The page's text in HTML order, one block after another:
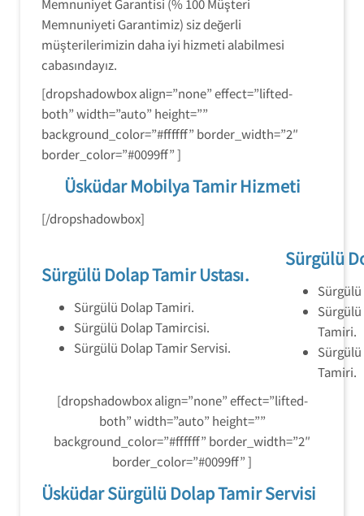
Memnuniyet Garantisi (% 100 Müşteri
Memnuniyeti Garantimiz) siz değerli
müşterilerimizin daha iyi hizmeti alabilmesi
cabasındayız.
[dropshadowbox align=”none” effect=”lifted-
both” width=”auto” height=””
background_color=”#ffffff” border_width=”2″
border_color=”#0099ff” ]
Üsküdar Mobilya Tamir Hizmeti
[/dropshadowbox]
Sürgülü Dolap Tamir Ustası.
Sürgülü Dolap Tamiri.
Sürgülü Dolap Tamircisi.
Sürgülü Dolap Tamir Servisi.
Sürgülü
Sürgülü
Tamiri.
Sürgülü
Tamiri.
[dropshadowbox align=”none” effect=”lifted-
both” width=”auto” height=””
background_color=”#ffffff” border_width=”2″
border_color=”#0099ff” ]
Üsküdar Sürgülü Dolap Tamir Servisi